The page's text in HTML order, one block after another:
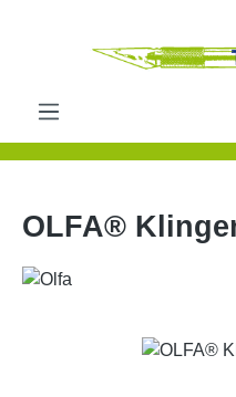
OLFA®
Bildergalerie überspringen